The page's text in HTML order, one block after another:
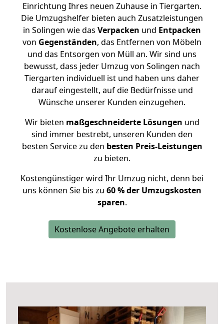
Einrichtung Ihres neuen Zuhause in Tiergarten.
Die Umzugshelfer bieten auch Zusatzleistungen
in Solingen wie das Verpacken und Entpacken
von Gegenständen, das Entfernen von Möbeln
und das Entsorgen von Müll an. Wir sind uns
bewusst, dass jeder Umzug von Solingen nach
Tiergarten individuell ist und haben uns daher
darauf eingestellt, auf die Bedürfnisse und
Wünsche unserer Kunden einzugehen.
Wir bieten maßgeschneiderte Lösungen und
sind immer bestrebt, unseren Kunden den
besten Service zu den besten Preis-Leistungen
zu bieten.
Kostengünstiger wird Ihr Umzug nicht, denn bei
uns können Sie bis zu 60 % der Umzugskosten
sparen.
Kostenlose Angebote erhalten